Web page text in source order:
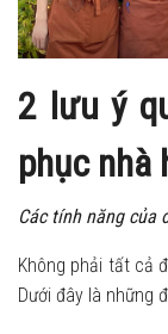
2 lưu ý
phục nhà
Các tính năng của
Không phải tất cả
Dưới đây là những